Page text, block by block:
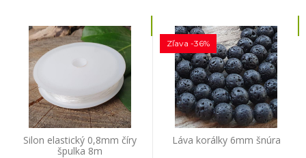
Silon elastický 0,8mm číry
špulka 8m
Láva korálky 6mm šnúra
Zľava -36%